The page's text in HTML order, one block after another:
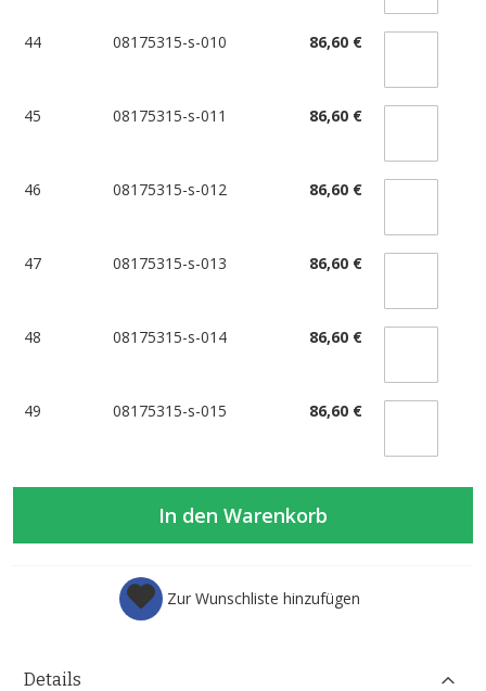
44 08175315-s-010 86,60 €
45 08175315-s-011 86,60 €
46 08175315-s-012 86,60 €
47 08175315-s-013 86,60 €
48 08175315-s-014 86,60 €
49 08175315-s-015 86,60 €
In den Warenkorb
Zur Wunschliste hinzufügen
Details